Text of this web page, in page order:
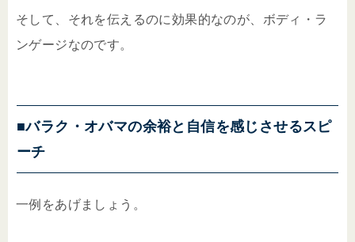
そして、それを伝えるのに効果的なのが、ボディ・ラ
ンゲージなのです。
■バラク・オバマの余裕と自信を感じさせるスピ
ーチ
一例をあげましょう。